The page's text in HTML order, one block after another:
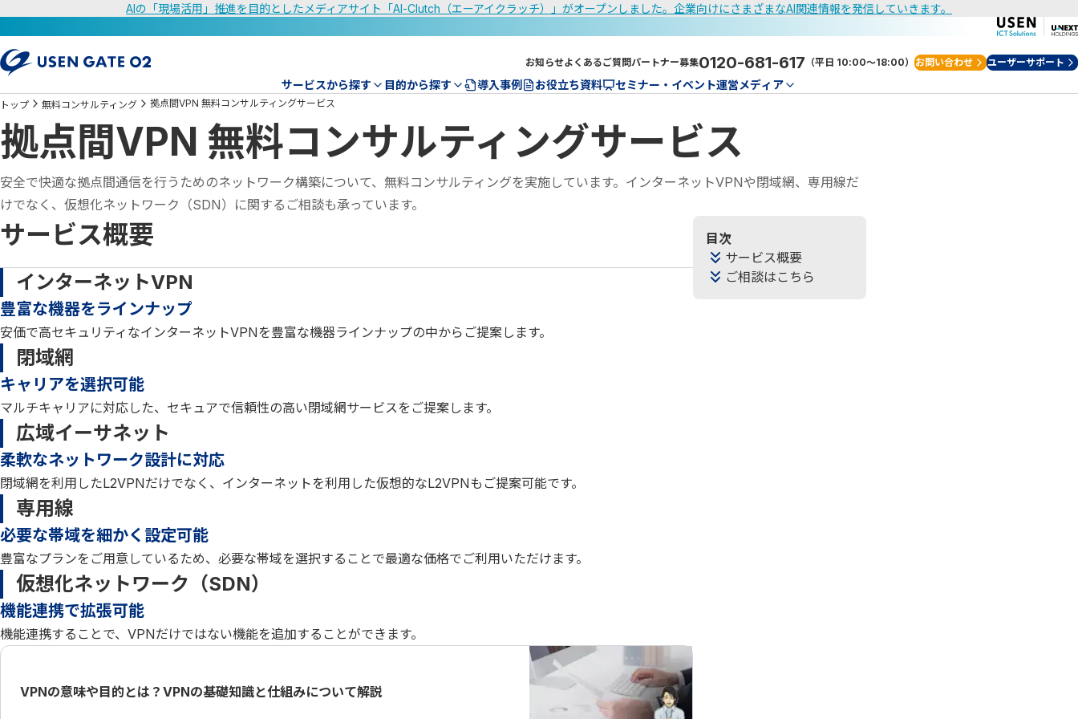
AIの「現場活用」推進を目的としたメディアサイト「AI-Clutch（エーアイクラッチ）」がオープンしました。企業向けにさまざまなAI関連情報を発信していきます。
お知らせよくあるご質問パートナー募集0120-681-617 （平日 10:00～18:00） お問い合わせ ユーザーサポート
サービスから探す 目的から探す 導入事例 お役立ち資料 セミナー・イベント運営メディア
トップ 無料コンサルティング 拠点間VPN 無料コンサルティングサービス
拠点間VPN 無料コンサルティングサービス
安全で快適な拠点間通信を行うためのネットワーク構築について、無料コンサルティングを実施しています。インターネットVPNや閉域網、専用線だ
けでなく、仮想化ネットワーク（SDN）に関するご相談も承っています。
目次
サービス概要
ご相談はこちら
サービス概要
インターネットVPN
豊富な機器をラインナップ
安価で高セキュリティなインターネットVPNを豊富な機器ラインナップの中からご提案します。
閉域網
キャリアを選択可能
マルチキャリアに対応した、セキュアで信頼性の高い閉域網サービスをご提案します。
広域イーサネット
柔軟なネットワーク設計に対応
閉域網を利用したL2VPNだけでなく、インターネットを利用した仮想的なL2VPNもご提案可能です。
専用線
必要な帯域を細かく設定可能
豊富なプランをご用意しているため、必要な帯域を選択することで最適な価格でご利用いただけます。
仮想化ネットワーク（SDN）
機能連携で拡張可能
機能連携することで、VPNだけではない機能を追加することができます。
VPNの意味や目的とは？VPNの基礎知識と仕組みについて解説